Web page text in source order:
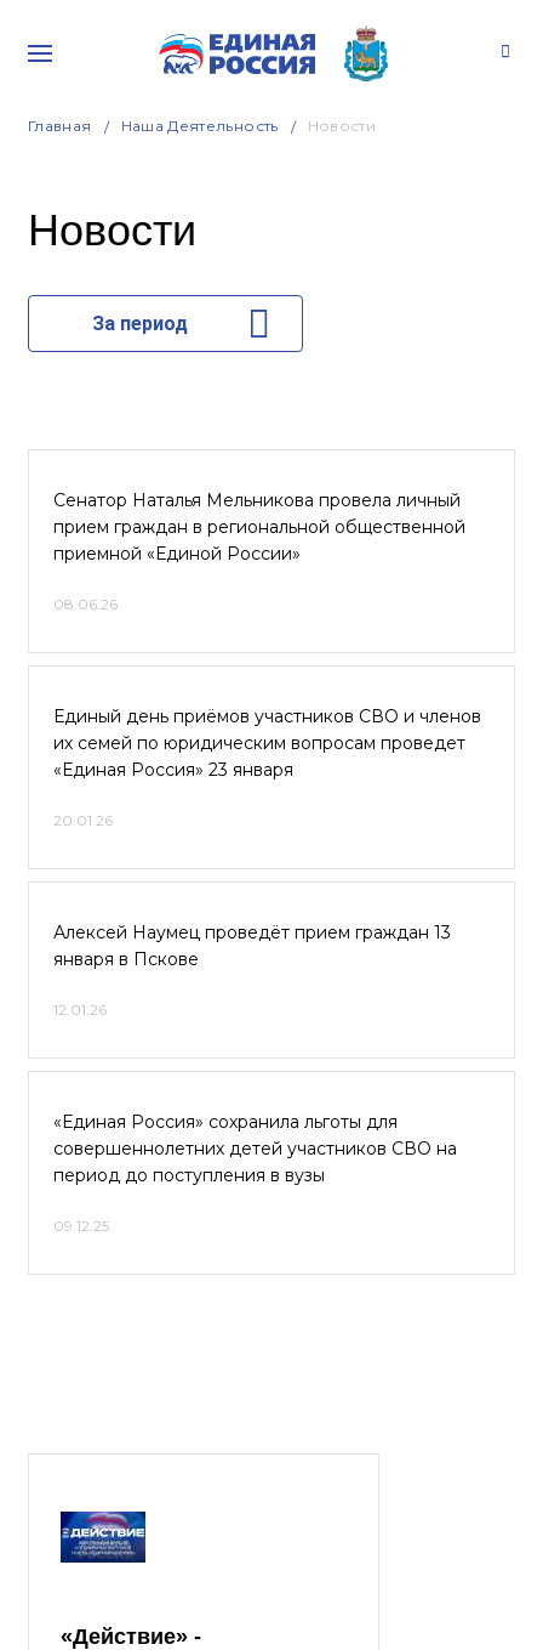
Главная Наша Деятельность Новости
Новости
За период
Сенатор Наталья Мельникова провела личный
прием граждан в региональной общественной
приемной «Единой России»
08.06.26
Единый день приёмов участников СВО и членов
их семей по юридическим вопросам проведет
«Единая Россия» 23 января
20.01.26
Алексей Наумец проведёт прием граждан 13
января в Пскове
12.01.26
«Единая Россия» сохранила льготы для
совершеннолетних детей участников СВО на
период до поступления в вузы
09.12.25
«Действие» -